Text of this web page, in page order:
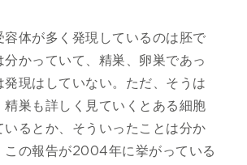
容体が多く発現しているのは胚で
分かっていて、精巣、卵巣であっ
発現はしていない。ただ、そうは
精巣も詳しく見ていくとある細胞
いるとか、そういったことは分か
この報告が2004年に挙がっている